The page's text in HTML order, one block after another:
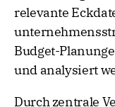
relevante
Budget-
und analysiert
Durch zentrale